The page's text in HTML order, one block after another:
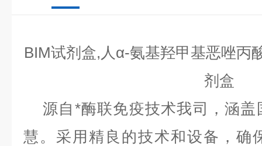
BIM试剂盒,人α-氨基羟甲基恶唑丙
剂盒
源自*酶联免疫技术我司，涵盖
慧。采用精良的技术和设备，确